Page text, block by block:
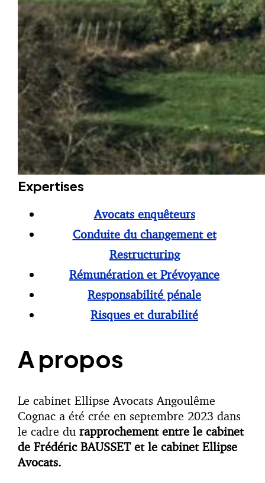
Expertises
Avocats enquêteurs
Conduite du changement et
Restructuring
Rémunération et Prévoyance
Responsabilité pénale
Risques et durabilité
A propos
Le cabinet Ellipse Avocats Angoulême
Cognac a été crée en septembre 2023 dans
le cadre du rapprochement entre le cabinet
de Frédéric BAUSSET et le cabinet Ellipse
Avocats.